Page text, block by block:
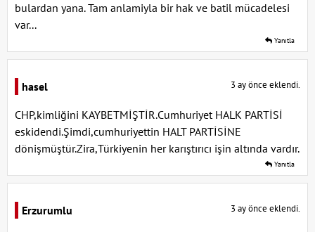
bulardan yana. Tam anlamiyla bir hak ve batil mücadelesi
var...
Yanıtla
hasel 3 ay önce eklendi.
CHP,kimliğini KAYBETMİŞTİR.Cumhuriyet HALK PARTİSİ
eskidendi.Şimdi,cumhuriyettin HALT PARTİSİNE
dönişmüştür.Zira,Türkiyenin her karıştırıcı işin altında vardır.
Yanıtla
Erzurumlu 3 ay önce eklendi.